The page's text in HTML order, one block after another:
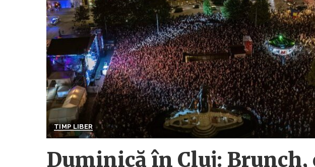
TIMP LIBER
Duminică în Cluj: Brunch,